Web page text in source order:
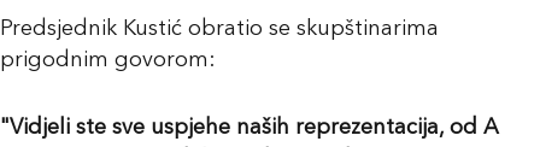
Predsjednik Kustić obratio se skupštinarima
prigodnim govorom:
"Vidjeli ste sve uspjehe naših reprezentacija, od A